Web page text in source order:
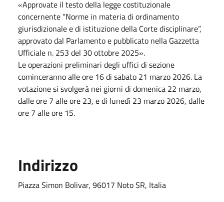
«Approvate il testo della legge costituzionale
concernente “Norme in materia di ordinamento
giurisdizionale e di istituzione della Corte disciplinare”,
approvato dal Parlamento e pubblicato nella Gazzetta
Ufficiale n. 253 del 30 ottobre 2025».
Le operazioni preliminari degli uffici di sezione
cominceranno alle ore 16 di sabato 21 marzo 2026. La
votazione si svolgerà nei giorni di domenica 22 marzo,
dalle ore 7 alle ore 23, e di lunedì 23 marzo 2026, dalle
ore 7 alle ore 15.
Indirizzo
Piazza Simon Bolivar, 96017 Noto SR, Italia